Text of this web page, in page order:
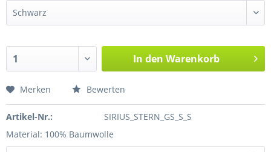
In den Warenkorb
Merken Bewerten
Artikel-Nr.:
SIRIUS_STERN_GS_S_S
Material: 100% Baumwolle